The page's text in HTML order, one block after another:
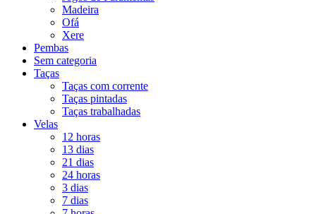
Madeira
Ofá
Xere
Pembas
Sem categoria
Taças
Taças com corrente
Taças pintadas
Taças trabalhadas
Velas
12 horas
13 dias
21 dias
24 horas
3 dias
7 dias